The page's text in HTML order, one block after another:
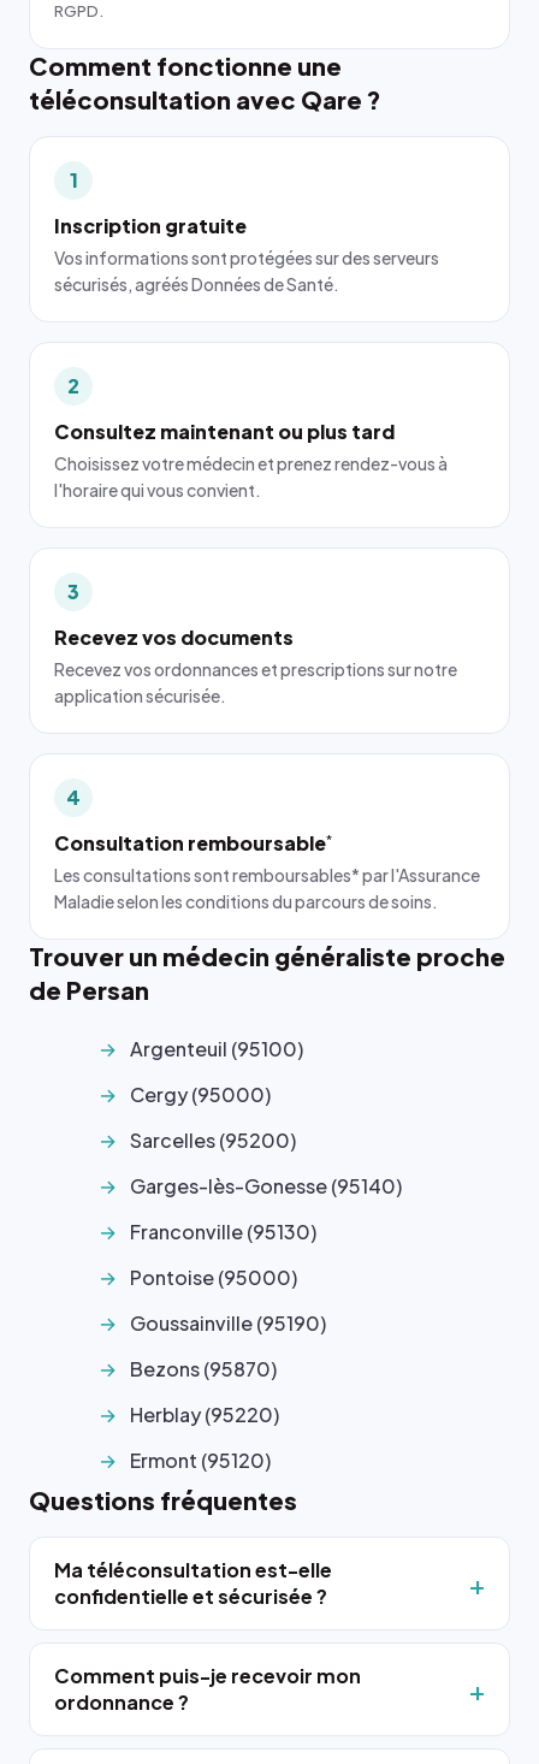
RGPD.
Comment fonctionne une
téléconsultation avec Qare ?
1
Inscription gratuite
Vos informations sont protégées sur des serveurs
sécurisés, agréés Données de Santé.
2
Consultez maintenant ou plus tard
Choisissez votre médecin et prenez rendez-vous à
l'horaire qui vous convient.
3
Recevez vos documents
Recevez vos ordonnances et prescriptions sur notre
application sécurisée.
4
Consultation remboursable*
Les consultations sont remboursables* par l'Assurance
Maladie selon les conditions du parcours de soins.
Trouver un médecin généraliste proche
de Persan
Argenteuil (95100)
Cergy (95000)
Sarcelles (95200)
Garges-lès-Gonesse (95140)
Franconville (95130)
Pontoise (95000)
Goussainville (95190)
Bezons (95870)
Herblay (95220)
Ermont (95120)
Questions fréquentes
Ma téléconsultation est-elle
confidentielle et sécurisée ?
Comment puis-je recevoir mon
ordonnance ?